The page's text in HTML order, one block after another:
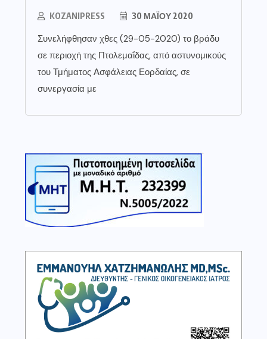
KOZANIPRESS 30 ΜΑΪ́ΟΥ 2020
Συνελήφθησαν χθες (29-05-2020) το βράδυ
σε περιοχή της Πτολεμαΐδας, από αστυνομικούς
του Τμήματος Ασφάλειας Εορδαίας, σε
συνεργασία με